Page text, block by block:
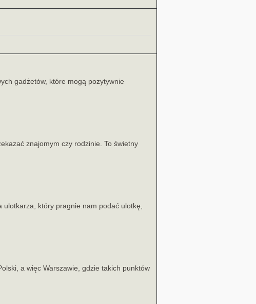
gadżetów, które mogą pozytywnie
znajomym czy rodzinie. To świetny
ulotkarza, który pragnie nam podać ulotkę,
a więc Warszawie, gdzie takich punktów